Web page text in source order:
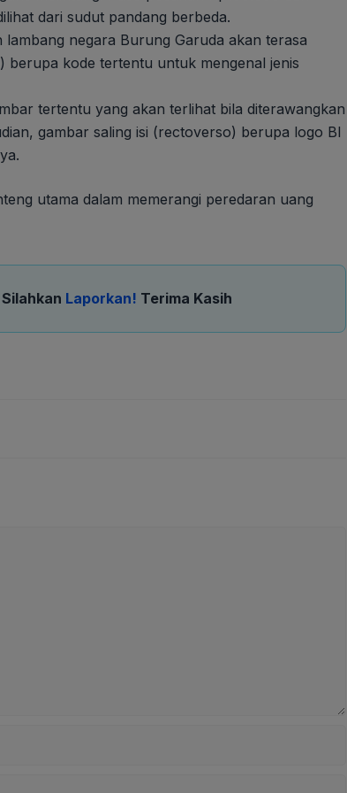
dari sudut pandang berbeda.
negara Burung Garuda akan terasa
berupa kode tertentu untuk mengenal jenis
tertentu yang akan terlihat bila diterawangkan
gambar saling isi (rectoverso) berupa logo BI
utama dalam memerangi peredaran uang
Laporkan! Terima Kasih